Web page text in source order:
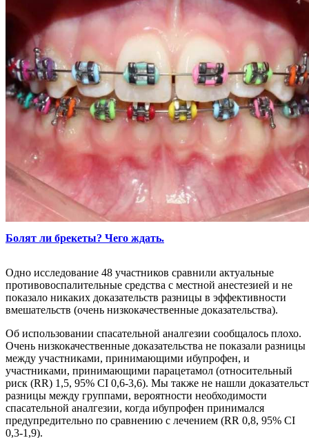
Болят ли брекеты? Чего ждать.
Одно исследование 48 участников сравнили актуальные
противовоспалительные средства с местной анестезией и не
показало никаких доказательств разницы в эффективности
вмешательств (очень низкокачественные доказательства).
Об использовании спасательной аналгезии сообщалось плохо.
Очень низкокачественные доказательства не показали разницы
между участниками, принимающими ибупрофен, и
участниками, принимающими парацетамол (относительный
риск (RR) 1,5, 95% CI 0,6-3,6). Мы также не нашли
разницы между группами, вероятности необходимости
спасательной аналгезии, когда ибупрофен принимался
предупредительно по сравнению с лечением (RR 0,8, 95% CI
0,3-1,9).